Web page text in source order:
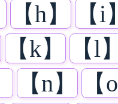
【h】
【i】
【k】
【l】
【n】
【